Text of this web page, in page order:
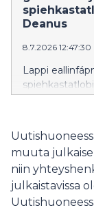
Deanus
8.7.2026 12:47:30
Lappi
muuta
niin
julkaistavissa